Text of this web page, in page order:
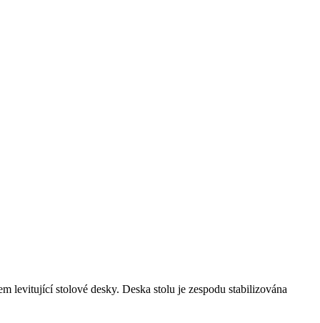
levitující stolové desky. Deska stolu je zespodu stabilizována